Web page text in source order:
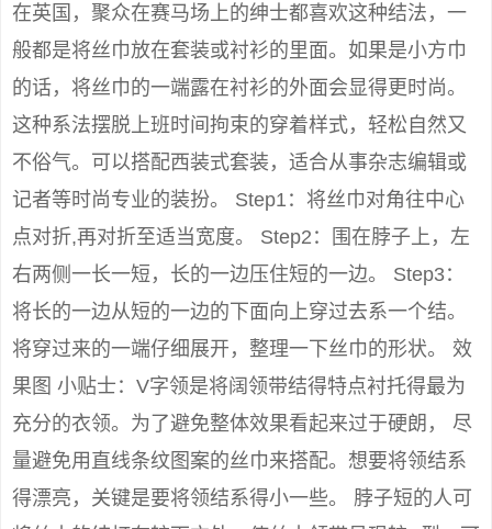
在英国，聚众在赛马场上的绅士都喜欢这种结法，一
般都是将丝巾放在套装或衬衫的里面。如果是小方巾
的话，将丝巾的一端露在衬衫的外面会显得更时尚。
这种系法摆脱上班时间拘束的穿着样式，轻松自然又
不俗气。可以搭配西装式套装，适合从事杂志编辑或
记者等时尚专业的装扮。 Step1：将丝巾对角往中心
点对折,再对折至适当宽度。 Step2：围在脖子上，左
右两侧一长一短，长的一边压住短的一边。 Step3：
将长的一边从短的一边的下面向上穿过去系一个结。
将穿过来的一端仔细展开，整理一下丝巾的形状。 效
果图 小贴士：V字领是将阔领带结得特点衬托得最为
充分的衣领。为了避免整体效果看起来过于硬朗， 尽
量避免用直线条纹图案的丝巾来搭配。想要将领结系
得漂亮，关键是要将领结系得小一些。 脖子短的人可